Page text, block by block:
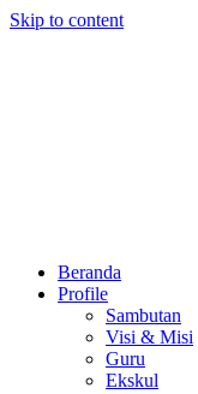
Skip to content
Beranda
Profile
Sambutan
Visi & Misi
Guru
Ekskul